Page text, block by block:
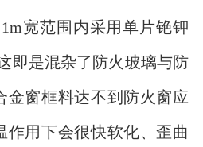
宽范围内采用单片铯钾
即是混杂了防火玻璃与防
金窗框料达不到防火窗应
作用下会很快软化、歪曲